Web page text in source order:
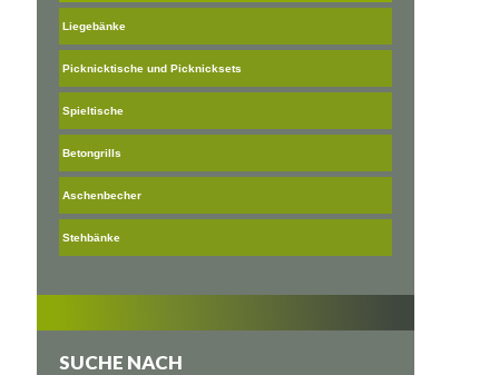
Liegebänke
Picknicktische und Picknicksets
Spieltische
Betongrills
Aschenbecher
Stehbänke
SUCHE NACH